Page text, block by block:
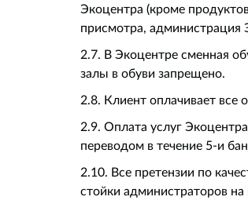
Экоцентра (кроме
присмотра, администрация
2.7. В Экоцентре сменная
залы в обуви запрещено.
2.8. Клиент оплачивает все
2.9. Оплата услуг
переводом в течение 5-и
2.10. Все претензии по
стойки администраторов